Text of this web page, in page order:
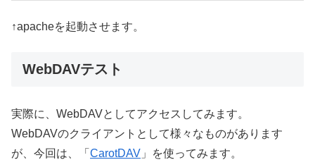
↑apacheを起動させます。
WebDAVテスト
実際に、WebDAVとしてアクセスしてみます。
WebDAVのクライアントとして様々なものがあります
が、今回は、「 CarotDAV 」を使ってみます。